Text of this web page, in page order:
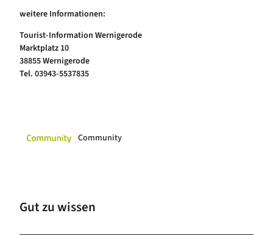
weitere Informationen:
Tourist-Information Wernigerode
Marktplatz 10
38855 Wernigerode
Tel. 03943-5537835
Community
Gut zu wissen